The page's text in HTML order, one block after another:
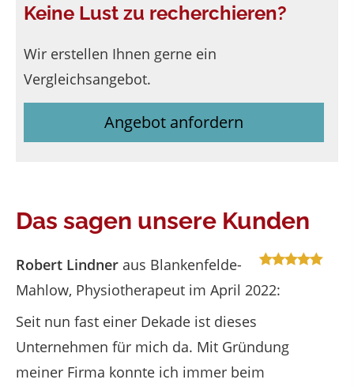
Keine Lust zu recherchieren?
Wir erstellen Ihnen gerne ein
Vergleichsangebot.
Angebot anfordern
Das sagen unsere Kunden
Robert Lindner aus Blankenfelde-
Mahlow, Physiotherapeut im April 2022:
Seit nun fast einer Dekade ist dieses
Unternehmen für mich da. Mit Gründung
meiner Firma konnte ich immer beim